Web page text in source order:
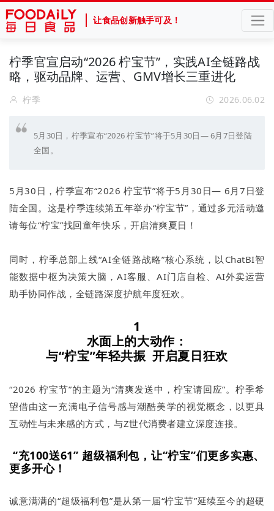
让食品创新触手可及！
柠季官宣启动“2026 柠宝节”，实践AI全链路战
略，驱动品牌、运营、GMV增长三重进化
柠季 2026.06.02
5月30日，柠季宣布“2026 柠宝节”将于5月30日— 6月7日登陆
全国。
5月30日，柠季宣布“2026 柠宝节”将于5月30日— 6月7日登
陆全国。这是柠季连续第五年举办“柠宝节”，通过多元活动邀
请每位“柠宝”找回童年快乐，开启清爽夏日！
同时，柠季总部上线“AI全链路战略”核心系统，以ChatBI智
能数据中枢为决策大脑，AI客服、AI门店自检、AI外卖运营
助手协同作战，全链路深度护航年度狂欢。
1
水面上的大动作：
与“柠宝”年轻共振 开启夏日狂欢
“2026 柠宝节”的主题为“清爽发送中，柠宝请回应”。柠季希
望借由这一充满电子信号感与潮酷美学的视觉概念，以更具
互动性与未来感的方式，与Z世代消费者建立深度连接。
“充100送61” 超级福利包，让“柠宝”们更多实惠、
更多开心！
诚意满满的“超级福利包”是从第一届“柠宝节”延续至今的超硬